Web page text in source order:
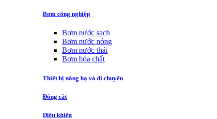
Bơm công nghiệp
Bơm nước sạch
Bơm nước nóng
Bơm nước thải
Bơm hóa chất
Thiết bị nâng hạ và di chuyển
Đóng cắt
Điều khiển